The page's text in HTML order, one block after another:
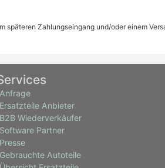
späteren Zahlungseingang und/oder einem
Anfrage
Ersatzteile Anbieter
B2B Wiederverkäufer
Software Partner
Presse
Gebrauchte Autoteile